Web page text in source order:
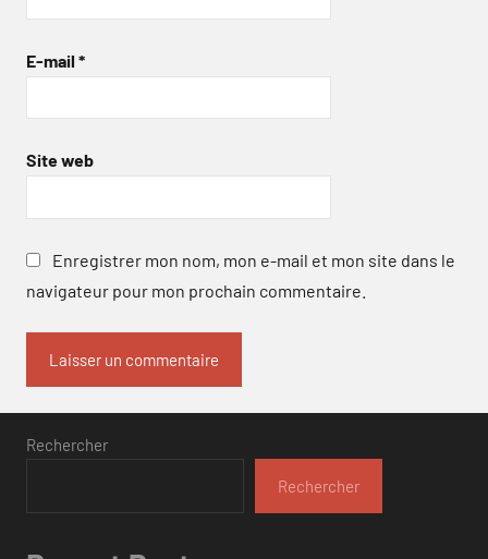
E-mail *
Site web
Enregistrer mon nom, mon e-mail et mon site dans le
navigateur pour mon prochain commentaire.
Rechercher
Rechercher